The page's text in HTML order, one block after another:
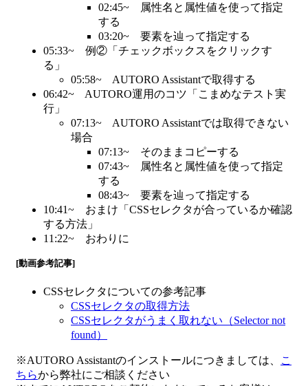
02:45~ 属性名と属性値を使って指定
する
03:20~ 要素を辿って指定する
05:33~ 例②「チェックボックスをクリックす
る」
05:58~ AUTORO Assistantで取得する
06:42~ AUTORO運用のコツ「こまめなテスト実
行」
07:13~ AUTORO Assistantでは取得できない
場合
07:13~ そのままコピーする
07:43~ 属性名と属性値を使って指定
する
08:43~ 要素を辿って指定する
10:41~ おまけ「CSSセレクタが合っているか確認
する方法」
11:22~ おわりに
[動画参考記事]
CSSセレクタについての参考記事
CSSセレクタの取得方法
CSSセレクタがうまく取れない（Selector not
found）
※AUTORO Assistantのインストールにつきましては、
こ
ちらから弊社にご相談ください